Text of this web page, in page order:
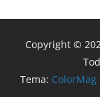
Copyright ©
Tema: ColorMag